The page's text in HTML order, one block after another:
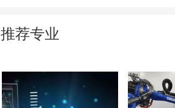
推荐专业